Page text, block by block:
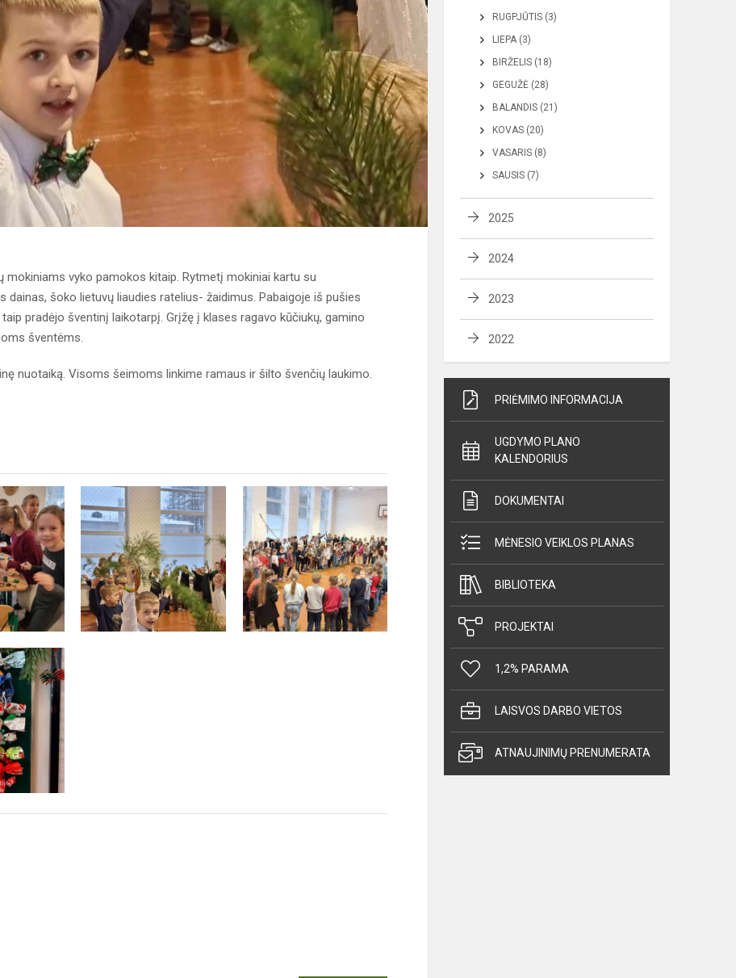
mokiniams vyko pamokos kitaip. Rytmetį mokiniai kartu su
šoko lietuvų liaudies ratelius- žaidimus. Pabaigoje iš pušies
pradėjo šventinį laikotarpį. Grįžę į klases ragavo kūčiukų, gamino
šventėms.
nuotaiką. Visoms šeimoms linkime ramaus ir šilto švenčių laukimo.
RUGPJŪTIS (3)
LIEPA (3)
BIRŽELIS (18)
GEGUŽĖ (28)
BALANDIS (21)
KOVAS (20)
VASARIS (8)
SAUSIS (7)
2025
2024
2023
2022
PRIĖMIMO INFORMACIJA
UGDYMO PLANO
KALENDORIUS
DOKUMENTAI
MĖNESIO VEIKLOS PLANAS
BIBLIOTEKA
PROJEKTAI
1,2% PARAMA
LAISVOS DARBO VIETOS
ATNAUJINIMŲ PRENUMERATA